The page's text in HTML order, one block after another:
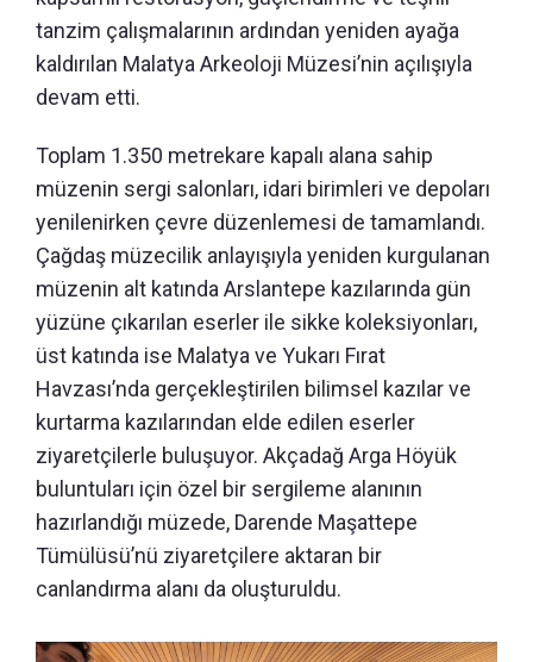
tanzim çalışmalarının ardından yeniden ayağa
kaldırılan Malatya Arkeoloji Müzesi’nin açılışıyla
devam etti.
Toplam 1.350 metrekare kapalı alana sahip
müzenin sergi salonları, idari birimleri ve depoları
yenilenirken çevre düzenlemesi de tamamlandı.
Çağdaş müzecilik anlayışıyla yeniden kurgulanan
müzenin alt katında Arslantepe kazılarında gün
yüzüne çıkarılan eserler ile sikke koleksiyonları,
üst katında ise Malatya ve Yukarı Fırat
Havzası’nda gerçekleştirilen bilimsel kazılar ve
kurtarma kazılarından elde edilen eserler
ziyaretçilerle buluşuyor. Akçadağ Arga Höyük
buluntuları için özel bir sergileme alanının
hazırlandığı müzede, Darende Maşattepe
Tümülüsü’nü ziyaretçilere aktaran bir
canlandırma alanı da oluşturuldu.